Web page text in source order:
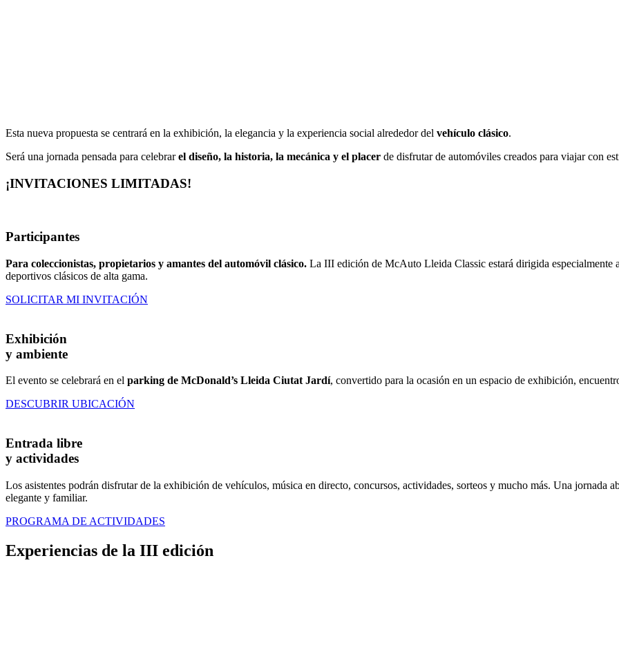
Esta nueva propuesta se centrará en la exhibición, la elegancia y la experiencia social alrededor del vehículo clásico.
Será una jornada pensada para celebrarel diseño, la historia, la mecánica y el placer de disfrutar de automóviles creados para viajar con
¡INVITACIONES LIMITADAS!
Participantes
Para coleccionistas, propietarios y amantes del automóvil clásico. La III edición de McAuto Lleida Classic estará dirigida especialmente
deportivos clásicos de alta gama.
SOLICITAR MI INVITACIÓN
Exhibición
y ambiente
El evento se celebrará en el parking de McDonald’s Lleida Ciutat Jardí, convertido para la ocasión en un espacio de exhibición,
DESCUBRIR UBICACIÓN
Entrada libre
y actividades
Los asistentes podrán disfrutar de la exhibición de vehículos, música en directo, concursos, actividades, sorteos y mucho más. Una jornada
elegante y familiar.
PROGRAMA DE ACTIVIDADES
Experiencias de la III edición